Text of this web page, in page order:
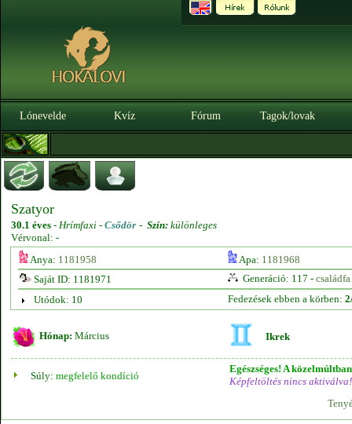
Lónevelde Kvíz Fórum Tagok/lovak
Szatyor
30.1 éves - Hrímfaxi - Csődör - Szín: különleges
Vérvonal: -
Anya: 1181958 Apa: 1181968
Saját ID: 1181971
Generáció: 117 - családfa
Utódok: 10
Fedezések ebben a körben:
Hónap: Március Ikrek
Súly: megfelelő kondíció
Egészséges! A
Képfeltöltés nincs aktiválva!